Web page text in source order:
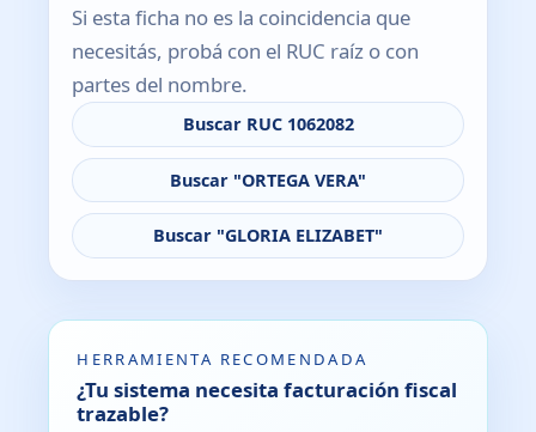
Si esta ficha no es la coincidencia que
necesitás, probá con el RUC raíz o con
partes del nombre.
Buscar RUC 1062082
Buscar "ORTEGA VERA"
Buscar "GLORIA ELIZABET"
HERRAMIENTA RECOMENDADA
¿Tu sistema necesita facturación fiscal
trazable?